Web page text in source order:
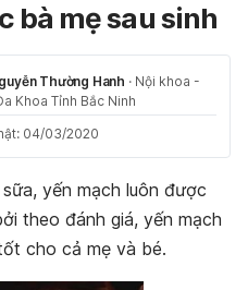
bà mẹ sau sinh
Thường Hanh · Nội khoa -
Khoa Tỉnh Bắc Ninh
04/03/2020
yến mạch luôn được
theo đánh giá, yến mạch
cho cả mẹ và bé.